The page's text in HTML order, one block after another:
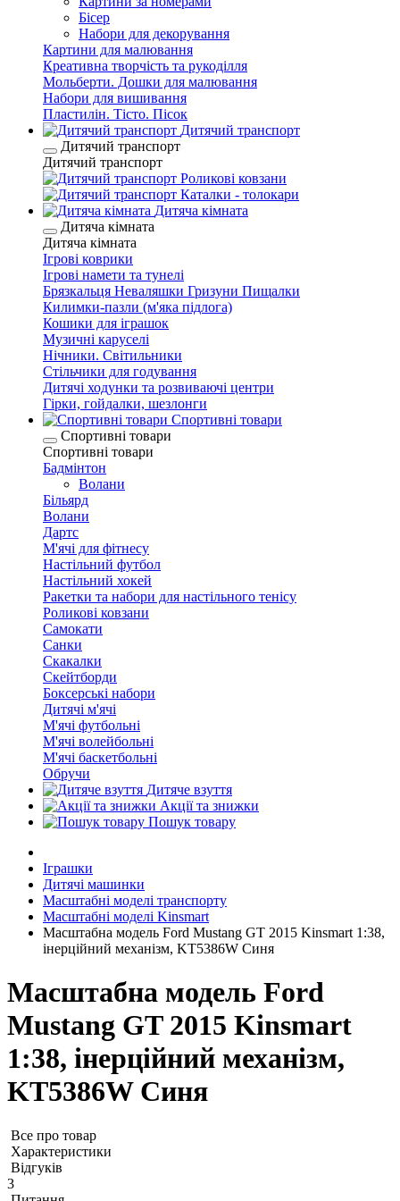
Бісер
Набори для декорування
Картини для малювання
Креативна творчість та рукоділля
Мольберти. Дошки для малювання
Набори для вишивання
Пластилін. Тісто. Пісок
Дитячий транспорт
Дитячий транспорт
Дитячий транспорт
Роликові ковзани
Каталки - толокари
Дитяча кімната
Дитяча кімната
Дитяча кімната
Ігрові коврики
Ігрові намети та тунелі
Брязкальця Неваляшки Гризуни Пищалки
Килимки-пазли (м'яка підлога)
Кошики для іграшок
Музичні каруселі
Нічники. Світильники
Стільчики для годування
Дитячі ходунки та розвиваючі центри
Гірки, гойдалки, шезлонги
Спортивні товари
Спортивні товари
Спортивні товари
Бадмінтон
Волани
Більярд
Волани
Дартс
М'ячі для фітнесу
Настільний футбол
Настільний хокей
Ракетки та набори для настільного тенісу
Роликові ковзани
Самокати
Санки
Скакалки
Скейтборди
Боксерські набори
Дитячі м'ячі
М'ячі футбольні
М'ячі волейбольні
М'ячі баскетбольні
Обручи
Дитяче взуття
Акції та знижки
Пошук товару
Іграшки
Дитячі машинки
Масштабні моделі транспорту
Масштабні моделі Kinsmart
Масштабна модель Ford Mustang GT 2015 Kinsmart 1:38,
інерційний механізм, KT5386W Синя
Масштабна модель Ford
Mustang GT 2015 Kinsmart
1:38, інерційний механізм,
KT5386W Синя
Все про товар
Характеристики
Відгуків
3